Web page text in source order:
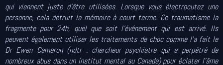
qui viennent juste d'être utilisées. Lorsque vous électrocutez une
personne, cela détruit la mémoire à court terme. Ce traumatisme la
fragmente pour 24h, quel que soit l'événement qui est arrivé. Ils
peuvent également utiliser les traitements de choc comme l'a fait le
Dr Ewen Cameron (ndtr : chercheur psychiatre qui a perpétré de
nombreux abus dans un institut mental au Canada) pour éclater l'âme